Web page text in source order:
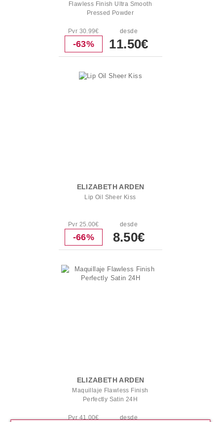
Flawless Finish Ultra Smooth
Pressed Powder
Pvr 30.99€
-63%
desde
11.50€
ELIZABETH ARDEN
Lip Oil Sheer Kiss
Pvr 25.00€
-66%
desde
8.50€
ELIZABETH ARDEN
Maquillaje Flawless Finish
Perfectly Satin 24H
Pvr 41.00€ desde